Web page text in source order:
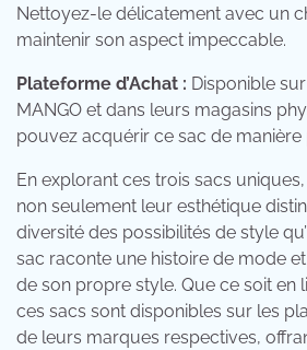
Nettoyez-le délicatement avec un
maintenir son aspect impeccable.
Plateforme d’Achat : Disponible
MANGO et dans leurs magasins
pouvez acquérir ce sac de manière
En explorant ces trois sacs
non seulement leur esthétique
diversité des possibilités de style
sac raconte une histoire de mode et
de son propre style. Que ce soit en
ces sacs sont disponibles sur les
de leurs marques respectives,